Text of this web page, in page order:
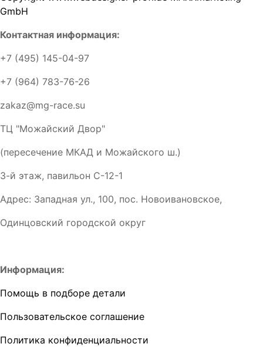
GmbH
Контактная информация:
+7 (495) 145-04-97
+7 (964) 783-76-26
zakaz@mg-race.su
ТЦ "Можайский Двор"
(пересечение МКАД и Можайского ш.)
3-й этаж, павильон С-12-1
Адрес: Западная ул., 100, пос. Новоивановское,
Одинцовский городской округ
Информация:
Помощь в подборе детали
Пользовательское соглашение
Политика конфиденциальности